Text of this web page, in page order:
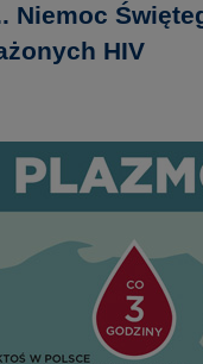
Niemoc
HIV